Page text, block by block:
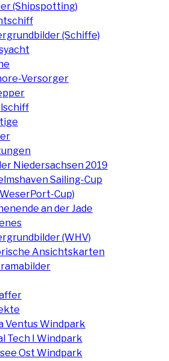
(Shipspotting)
(Schiffe)
Versorger
Niedersachsen 2019
Sailing-Cup
Cup)
an der Jade
(WHV)
Ansichtskarten
Ventus Windpark
Tech I Windpark
Ost Windpark